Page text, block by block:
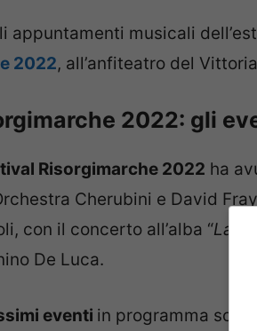
appuntamenti musicali
2022, all’anfiteatro del
2022: gli
Risorgimarche 2022 ha
Cherubini e David
con il concerto all’alba “
De Luca.
eventi in programma